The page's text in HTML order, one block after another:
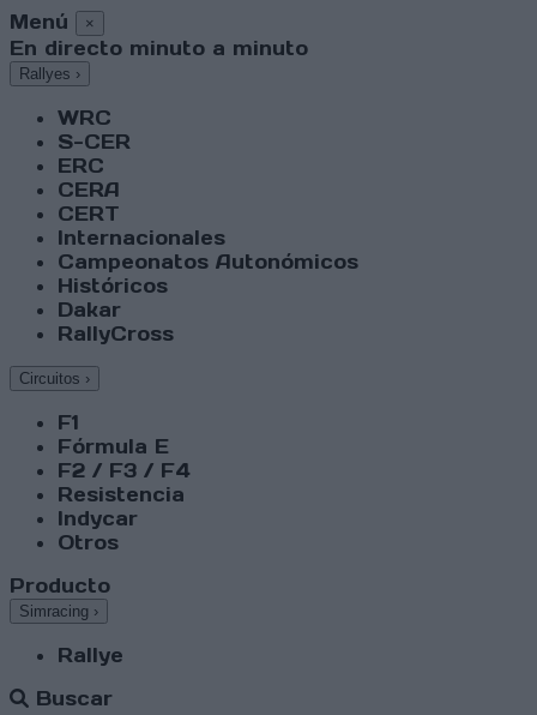
Menú ×
En directo minuto a minuto
Rallyes ›
WRC
S-CER
ERC
CERA
CERT
Internacionales
Campeonatos Autonómicos
Históricos
Dakar
RallyCross
Circuitos ›
F1
Fórmula E
F2 / F3 / F4
Resistencia
Indycar
Otros
Producto
Simracing ›
Rallye
Buscar